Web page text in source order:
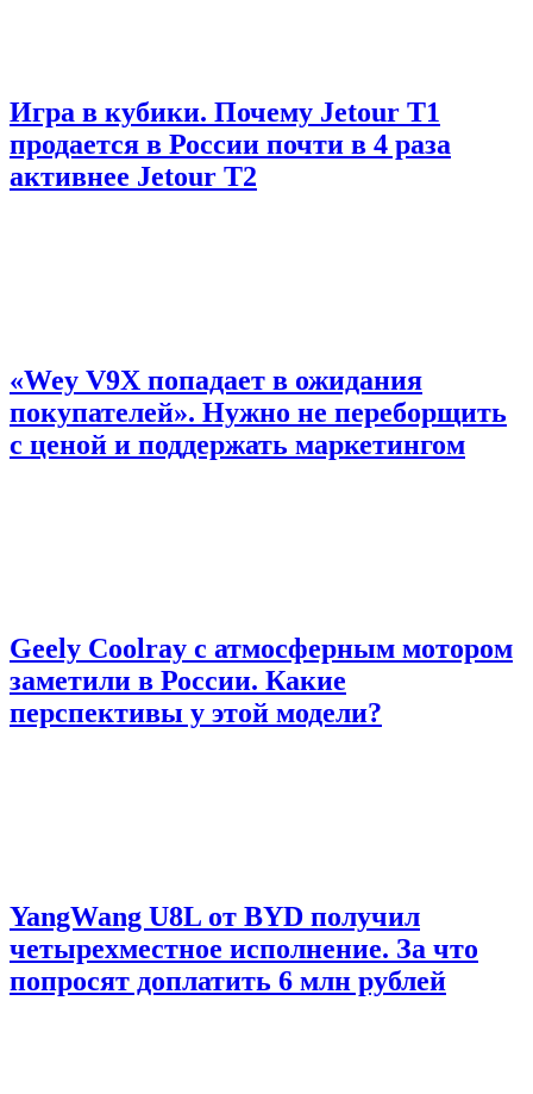
Игра в кубики. Почему Jetour T1
продается в России почти в 4 раза
активнее Jetour T2
«Wey V9X попадает в ожидания
покупателей». Нужно не переборщить
с ценой и поддержать маркетингом
Geely Coolray с атмосферным мотором
заметили в России. Какие
перспективы у этой модели?
YangWang U8L от BYD получил
четырехместное исполнение. За что
попросят доплатить 6 млн рублей